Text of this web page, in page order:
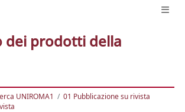
dei prodotti della
UNIROMA1
01 Pubblicazione su rivista